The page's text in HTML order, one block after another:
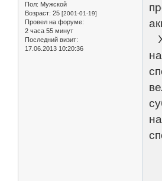
Пол: Мужской
Возраст: 25 [2001-01-19]
Провел на форуме:
2 часа 55 минут
Последний визит:
17.06.2013 10:20:36